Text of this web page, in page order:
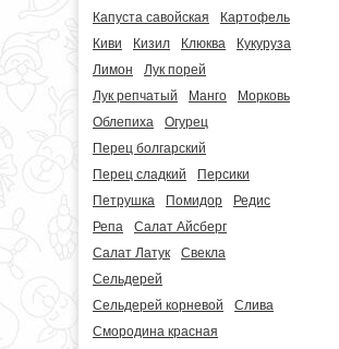
Капуста савойская
Картофель
Киви
Кизил Клюква
Кукуруза
Лимон
Лук порей
Лук репчатый
Манго
Морковь
Облепиха
Огурец
Перец болгарский
Перец сладкий
Персики
Петрушка
Помидор
Редис
Репа
Салат Айсберг
Салат Латук
Свекла
Сельдерей
Сельдерей корневой
Слива
Смородина красная